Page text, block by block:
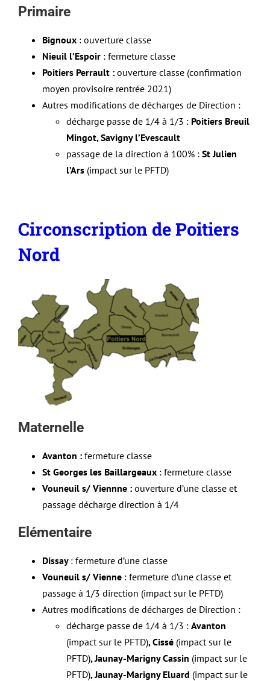
Primaire
Bignoux : ouverture classe
Nieuil l’Espoir : fermeture classe
Poitiers Perrault : ouverture classe (confirmation
moyen provisoire rentrée 2021)
Autres modifications de décharges de Direction :
décharge passe de 1/4 à 1/3 : Poitiers Breuil
Mingot, Savigny l’Evescault
passage de la direction à 100% : St Julien
l’Ars (impact sur le PFTD)
Circonscription de Poitiers
Nord
Maternelle
Avanton : fermeture classe
St Georges les Baillargeaux : fermeture classe
Vouneuil s/ Viennne : ouverture d’une classe et
passage décharge direction à 1/4
Elémentaire
Dissay : fermeture d’une classe
Vouneuil s/ Vienne : fermeture d’une classe et
passage à 1/3 direction (impact sur le PFTD)
Autres modifications de décharges de Direction :
décharge passe de 1/4 à 1/3 : Avanton
(impact sur le PFTD), Cissé (impact sur le
PFTD), Jaunay-Marigny Cassin (impact sur le
PFTD), Jaunay-Marigny Eluard (impact sur le